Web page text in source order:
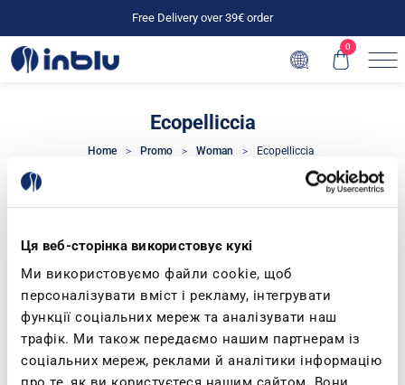
Ця веб-сторінка використовує кукі
Ми використовуємо файли cookie, щоб
персоналізувати вміст і рекламу, інтегрувати
функції соціальних мереж та аналізувати наш
трафік. Ми також передаємо нашим партнерам із
соціальних мереж, реклами й аналітики інформацію
Free Delivery over 39€ order
0
Ecopelliccia
Home Promo Woman Ecopelliccia
CATEGORIES